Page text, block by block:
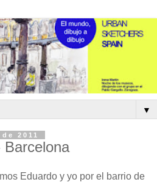
▼
2011
Barcelona
Eduardo y yo por el barrio de